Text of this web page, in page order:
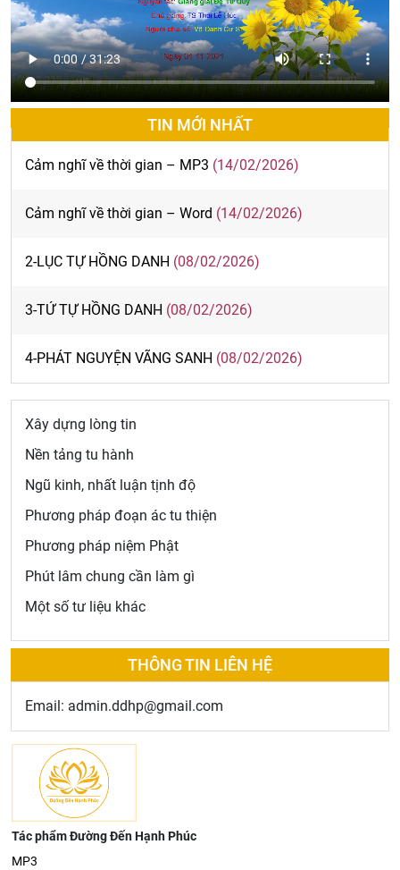
TIN MỚI NHẤT
Cảm nghĩ về thời gian – MP3 (14/02/2026)
Cảm nghĩ về thời gian – Word (14/02/2026)
2-LỤC TỰ HỒNG DANH (08/02/2026)
3-TỨ TỰ HỒNG DANH (08/02/2026)
4-PHÁT NGUYỆN VÃNG SANH (08/02/2026)
Xây dựng lòng tin
Nền tảng tu hành
Ngũ kinh, nhất luận tịnh độ
Phương pháp đoạn ác tu thiện
Phương pháp niệm Phật
Phút lâm chung cần làm gì
Một số tư liệu khác
THÔNG TIN LIÊN HỆ
Email: admin.ddhp@gmail.com
Tác phẩm Đường Đến Hạnh Phúc
MP3